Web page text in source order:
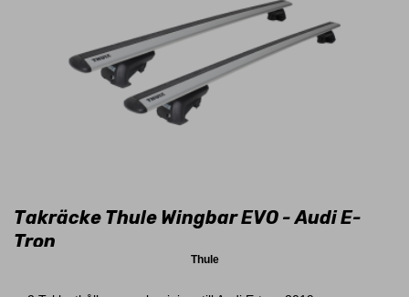
Takräcke Thule Wingbar EVO - Audi E-
Tron
Thule